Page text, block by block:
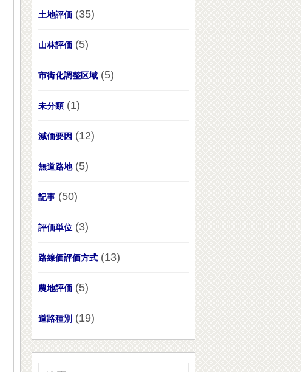
土地評価(35)
山林評価(5)
市街化調整区域(5)
未分類(1)
減価要因 (12)
無道路地(5)
記事(50)
評価単位(3)
路線価評価方式(13)
農地評価(5)
道路種別(19)
検